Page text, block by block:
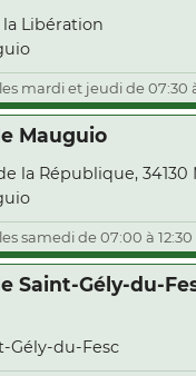
la Libération
mardi et jeudi de 07:30
Mauguio
la République, 34130
samedi de 07:00 à 12:30
Saint-Gély-du-
Gély-du-Fesc